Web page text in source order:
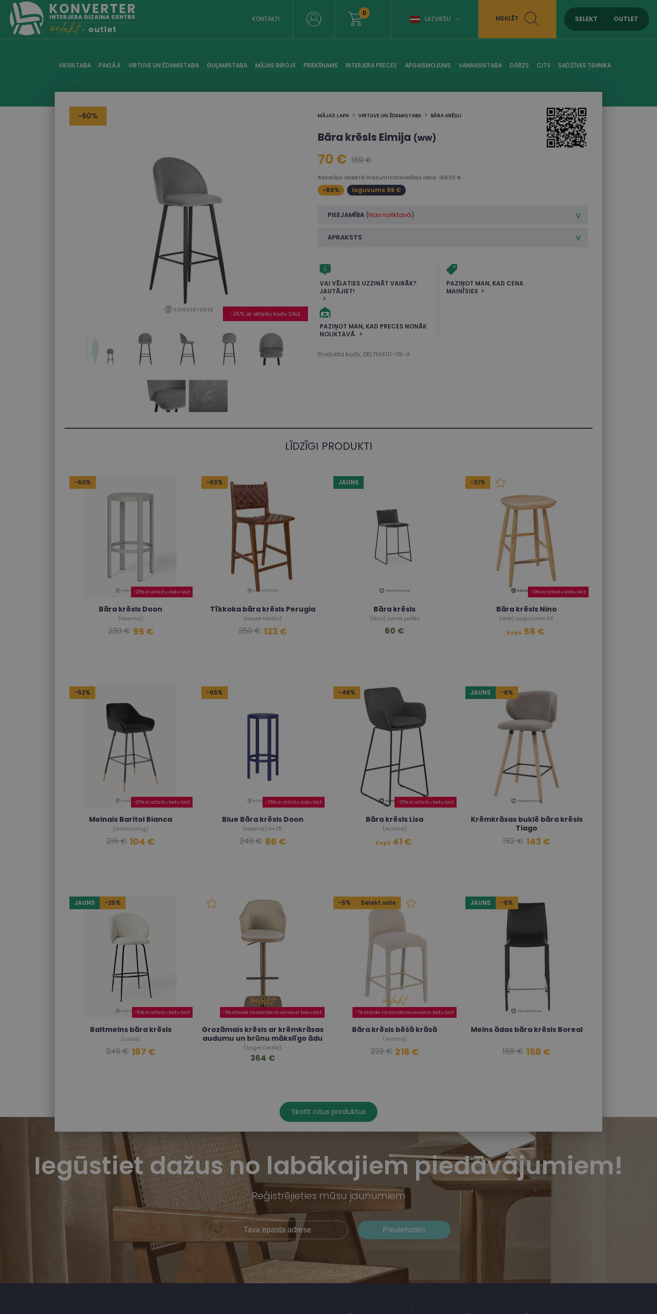
KONTAKTI
0
LATVIEŠU MEKLĒT SELEKT OUTLET
VIESISTABA PAKLĀJI VIRTUVE UN ĒDAMISTABA GUĻAMISTABA MĀJAS BIROJS PRIEKŠNAMS INTERJERA PRECES APGAISMOJUMS VANNASISTABA DĀRZS CITS SADZĪVES TEHNIKA
-60%
-25% ar atlaižu kodu SALE
MĀJAS LAPA VIRTUVE UN ĒDAMISTABA BĀRA KRĒSLI
Bāra krēsls Eimija (ww)
70 € 169 €
Ražotāja ieteiktā mazumtirdzniecības cena: 169.00 €
-60% Ieguvums 99 €
PIEEJAMĪBA (Nav noliktavā)
APRAKSTS
VAI VĒLATIES UZZINĀT VAIRĀK?
JAUTĀJIET!
PAZIŅOT MAN, KAD CENA
MAINĪSIES
PAZIŅOT MAN, KAD PRECES NONĀK
NOLIKTAVĀ.
Produkta kods: DEL7ULK01-115-A
LĪDZĪGI PRODUKTI
-60%
-25% ar atlaižu kodu SALE
Bāra krēsls Doon
(Noo.ma)
230 € 95 €
-63%
Tīkkoka bāra krēsls Perugia
(House Nordic)
359 € 133 €
JAUNS
Bāra krēsls
(Elvis) tumši pelēks
60 €
-31%
-10% ar atlaižu kodu SALE
Bāra krēsls Nino
(WW) augstums=66
Kopš 58 €
-52%
-20% ar atlaižu kodu SALE
Melnais Baritol Bianca
(Notio Living)
216 € 104 €
-65%
-35% ar atlaižu kodu SALE
Blue Bāra krēsls Doon
(Nooma) h=75
249 € 86 €
-48%
-35% ar atlaižu kodu SALE
Bāra krēsls Lisa
(Actona)
Kopš 41 €
JAUNS -6%
Krēmkrāsas buklē bāra krēsls
Tiago
152 € 143 €
JAUNS -25%
-10% ar atlaižu kodu SALE
Baltmelns bāra krēsls
(Luisa)
249 € 187 €
-5% atlaide no standarta cenas ar kodu SALE
Grozāmais krēsls ar krēmkrāsas
audumu un brūnu mākslīgo ādu
(Angel Cerda)
364 €
-5% Selekt sale
-7% atlaide no standarta cenas ar kodu SALE
Bāra krēsls bēšā krāsā
(Antara)
229 € 218 €
JAUNS -6%
Melns ādas bāra krēsls Boreal
168 € 158 €
Skatīt citus produktus
Iegūstiet dažus no labākajiem piedāvājumiem!
Reģistrējieties mūsu jaunumiem